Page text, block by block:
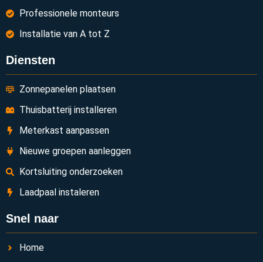
Professionele monteurs
Installatie van A tot Z
Diensten
Zonnepanelen plaatsen
Thuisbatterij installeren
Meterkast aanpassen
Nieuwe groepen aanleggen
Kortsluiting onderzoeken
Laadpaal instaleren
Snel naar
Home